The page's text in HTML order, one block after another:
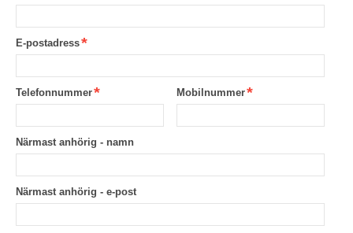
E-postadress
Telefonnummer Mobilnummer
Närmast anhörig - namn
Närmast anhörig - e-post